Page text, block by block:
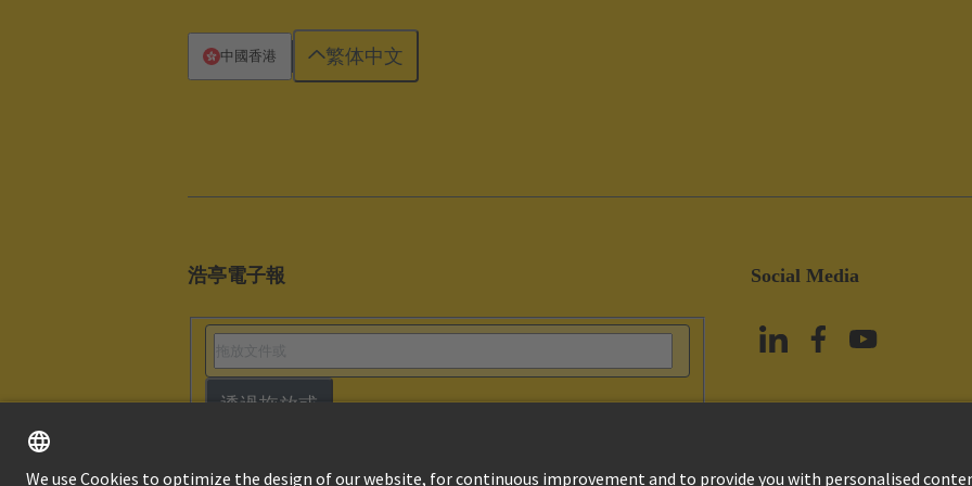
浩亭電子報
透過拖放或
Social Media
中國香港 繁体中文